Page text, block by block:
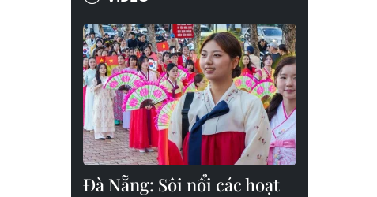
Đà Nẵng: Sôi nổi các hoạt